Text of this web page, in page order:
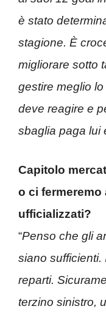
è stato
stagione. È
migliorare sotto
gestire meglio
deve reagire e
sbaglia paga lui
Capitolo
o ci
ufficializzati?
“Penso che gli
siano sufficienti.
reparti.
terzino sinistro,